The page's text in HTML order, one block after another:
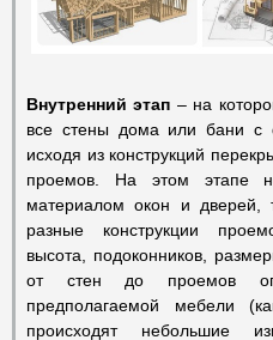
Внутренний этап – на
все стены дома или бани с
исходя из конструкций
проемов. На этом этапе
материалом окон и дверей,
разные конструкции
высота, подоконников,
от стен до проемов
предполагаемой мебели
происходят небольшие